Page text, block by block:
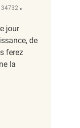
jour
de
ferez
la